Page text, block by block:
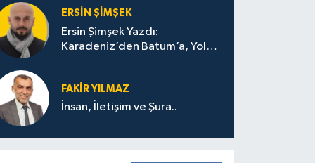
ERSIN ŞIMŞEK
Ersin Şimşek Yazdı:
Karadeniz’den Batum’a, Yolun
FAKIR YILMAZ
İnsan, İletişim ve Şura..